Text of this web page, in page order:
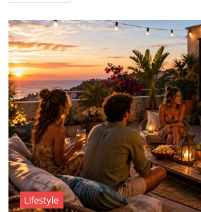
Lifestyle